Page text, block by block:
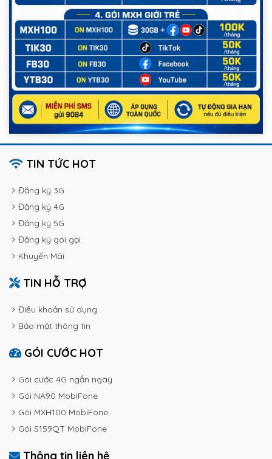
TIN TỨC HOT
Đăng ký 3G
Đăng ký 4G
Đăng ký 5G
Đăng ký gói gọi
Khuyến Mãi
TIN HỖ TRỢ
Điều khoản sử dụng
Bảo mật thông tin
GÓI CƯỚC HOT
Gói cước 4G ngắn ngày
Gói NA90 MobiFone
Gói MXH100 MobiFone
Gói S159QT MobiFone
Thông tin liên hệ